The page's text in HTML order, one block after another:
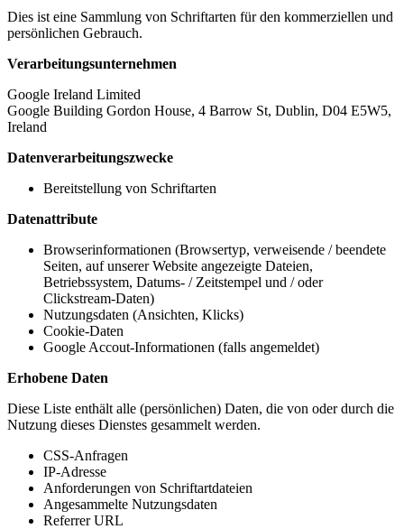
Dies ist eine Sammlung von Schriftarten für den kommerziellen und
persönlichen Gebrauch.
Verarbeitungsunternehmen
Google Ireland Limited
Google Building Gordon House, 4 Barrow St, Dublin, D04 E5W5,
Ireland
Datenverarbeitungszwecke
Bereitstellung von Schriftarten
Datenattribute
Browserinformationen (Browsertyp, verweisende / beendete
Seiten, auf unserer Website angezeigte Dateien,
Betriebssystem, Datums- / Zeitstempel und / oder
Clickstream-Daten)
Nutzungsdaten (Ansichten, Klicks)
Cookie-Daten
Google Accout-Informationen (falls angemeldet)
Erhobene Daten
Diese Liste enthält alle (persönlichen) Daten, die von oder durch die
Nutzung dieses Dienstes gesammelt werden.
CSS-Anfragen
IP-Adresse
Anforderungen von Schriftartdateien
Angesammelte Nutzungsdaten
Referrer URL